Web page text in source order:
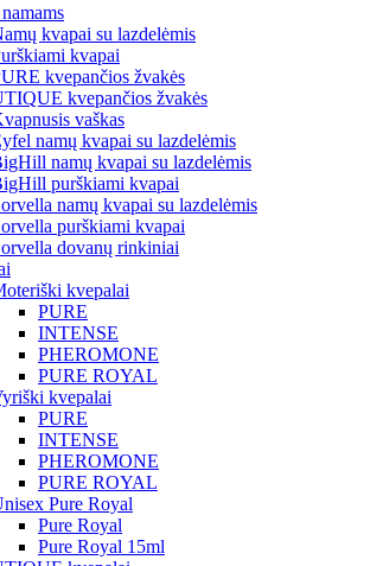
kvapai su lazdelėmis
kvapai
kvepančios žvakės
kvepančios žvakės
vaškas
namų kvapai su lazdelėmis
namų kvapai su lazdelėmis
purškiami kvapai
namų kvapai su lazdelėmis
purškiami kvapai
dovanų rinkiniai
kvepalai
PURE
INTENSE
PHEROMONE
PURE ROYAL
kvepalai
PURE
INTENSE
PHEROMONE
PURE ROYAL
Pure Royal
Pure Royal
Pure Royal 15ml